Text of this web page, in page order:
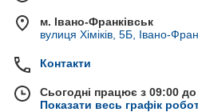
м. Івано-Франківськ
вулиця Хіміків, 5Б, Івано-
Контакти
Сьогодні працює з 09:00
Показати весь графік